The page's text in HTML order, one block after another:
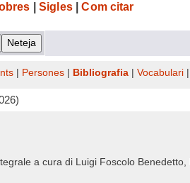
Sigles| Com citar
Persones Bibliografia Vocabulari
a cura di Luigi Foscolo